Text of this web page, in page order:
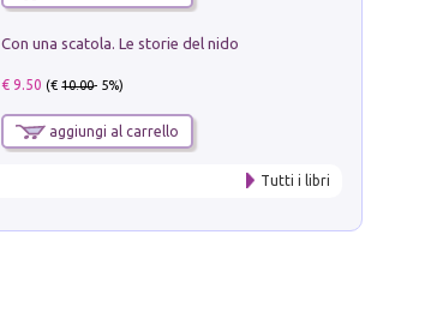
Con una scatola. Le storie del nido
€ 9.50 (€10.00- 5%)
aggiungi al carrello
Tutti i libri